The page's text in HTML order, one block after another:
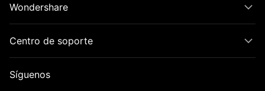
Wondershare
Centro de soporte
Síguenos